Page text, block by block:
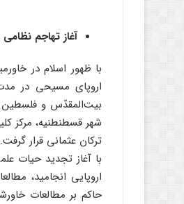
آغاز تهاجم
با ظهور اسلام در
شهر قسطنطنیه، مرکز
ترکان عثمانی قرار گرفت.
اروپایی انجامید،
حاکم بر مطالعات